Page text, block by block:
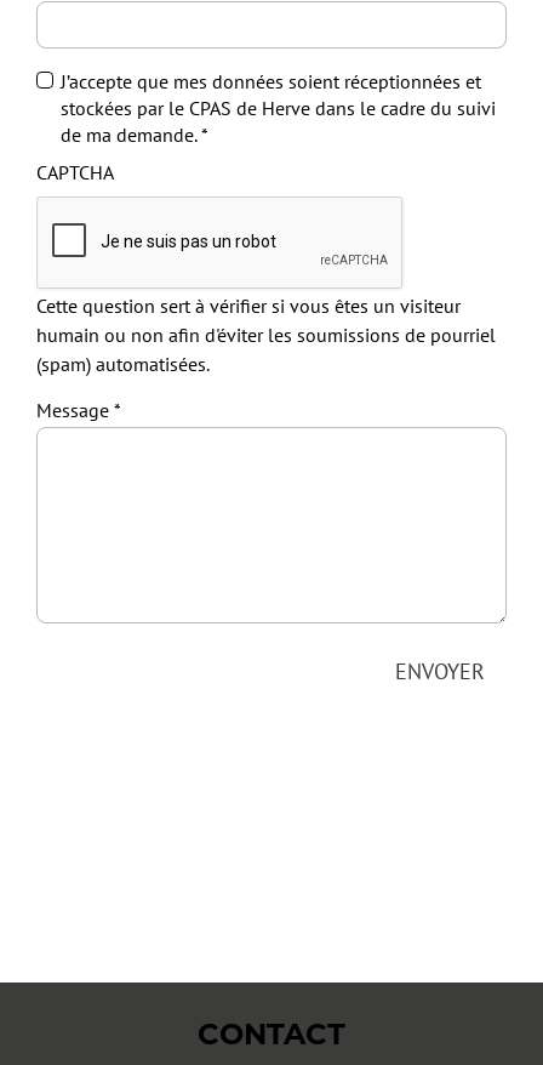
J’accepte que mes données soient réceptionnées et
stockées par le CPAS de Herve dans le cadre du suivi
de ma demande.
CAPTCHA
Cette question sert à vérifier si vous êtes un visiteur
humain ou non afin d'éviter les soumissions de pourriel
(spam) automatisées.
Message
ENVOYER
CONTACT